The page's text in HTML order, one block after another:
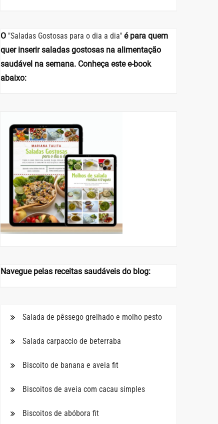
O "Saladas Gostosas para o dia a dia" é para quem
quer inserir saladas gostosas na alimentação
saudável na semana. Conheça este e-book
abaixo:
Navegue pelas receitas saudáveis do blog:
Salada de pêssego grelhado e molho pesto
Salada carpaccio de beterraba
Biscoito de banana e aveia fit
Biscoitos de aveia com cacau simples
Biscoitos de abóbora fit